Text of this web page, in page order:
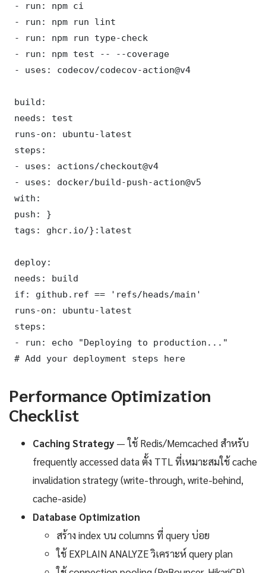
- run: npm ci
- run: npm run lint
- run: npm run type-check
- run: npm test -- --coverage
- uses: codecov/codecov-action@v4
build:
needs: test
runs-on: ubuntu-latest
steps:
- uses: actions/checkout@v4
- uses: docker/build-push-action@v5
with:
push: }
tags: ghcr.io/}:latest
deploy:
needs: build
if: github.ref == 'refs/heads/main'
runs-on: ubuntu-latest
steps:
- run: echo "Deploying to production..."
# Add your deployment steps here
Performance Optimization
Checklist
Caching Strategy — ใช้ Redis/Memcached สำหรับ
frequently accessed data ตั้ง TTL ที่เหมาะสมใช้ cache
invalidation strategy (write-through, write-behind,
cache-aside)
Database Optimization
สร้าง index บน columns ที่ query บ่อย
ใช้ EXPLAIN ANALYZE วิเคราะห์ query plan